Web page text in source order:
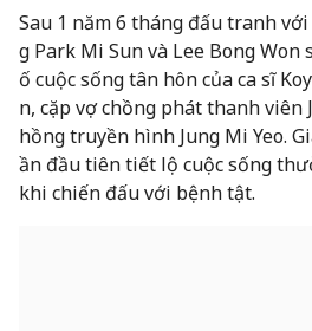
Sau 1 năm 6 tháng đấu tranh
g Park Mi Sun và Lee Bong Won
ố cuộc sống tân hôn của ca sĩ
n, cặp vợ chồng phát thanh viên
hồng truyền hình Jung Mi Yeo.
ần đầu tiên tiết lộ cuộc sống
khi chiến đấu với bệnh tật.